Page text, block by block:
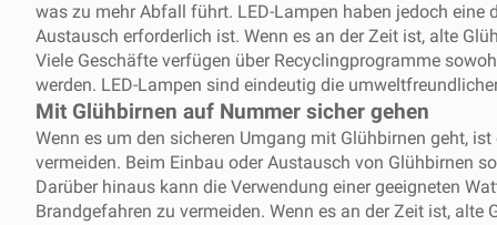
was zu mehr Abfall führt. LED-Lampen haben jedoch eine
Austausch erforderlich ist. Wenn es an der Zeit ist, alte
Viele Geschäfte verfügen über Recyclingprogramme
werden. LED-Lampen sind eindeutig die
Mit Glühbirnen auf Nummer sicher gehen
Wenn es um den sicheren Umgang mit Glühbirnen geht,
vermeiden. Beim Einbau oder Austausch von Glühbirnen
Darüber hinaus kann die Verwendung einer geeigneten
Brandgefahren zu vermeiden. Wenn es an der Zeit ist,